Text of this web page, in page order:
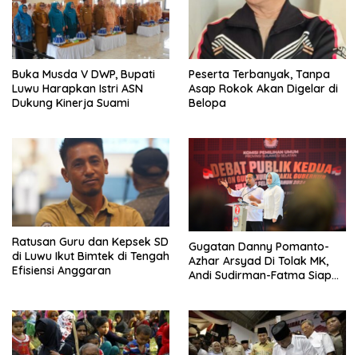
Buka Musda V DWP, Bupati
Luwu Harapkan Istri ASN
Dukung Kinerja Suami
Peserta Terbanyak, Tanpa
Asap Rokok Akan Digelar di
Belopa
Ratusan Guru dan Kepsek SD
di Luwu Ikut Bimtek di Tengah
Efisiensi Anggaran
Gugatan Danny Pomanto-
Azhar Arsyad Di Tolak MK,
Andi Sudirman-Fatma Siap